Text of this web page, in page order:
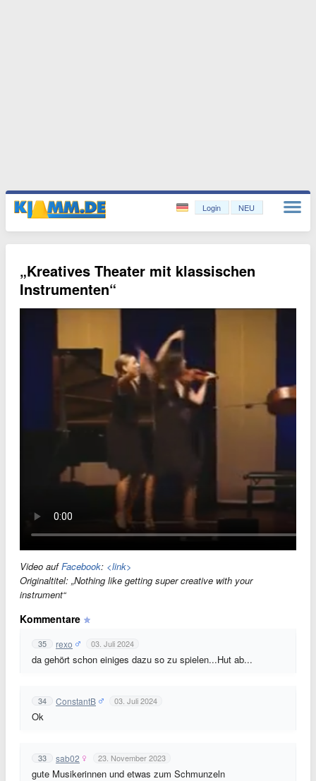
Login NEU
„Kreatives Theater mit klassischen
Instrumenten“
Video aufFacebook: <link>
Originaltitel: „Nothing like getting super creative with your
instrument“
Kommentare
35 rexo 03. Juli 2024
da gehört schon einiges dazu so zu spielen...Hut ab...
34 ConstantB 03. Juli 2024
Ok
33 sab02 23. November 2023
gute Musikerinnen und etwas zum Schmunzeln